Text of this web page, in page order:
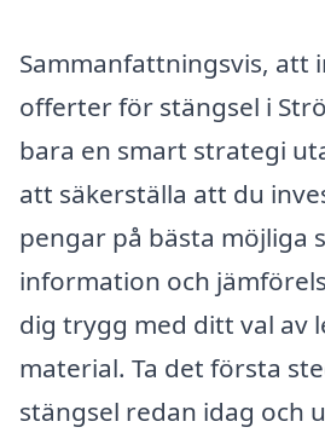
Sammanfattningsvis, att
offerter för stängsel i
bara en smart strategi
att säkerställa att du
pengar på bästa möjliga
information och
dig trygg med ditt val av
material. Ta det första
stängsel redan idag och